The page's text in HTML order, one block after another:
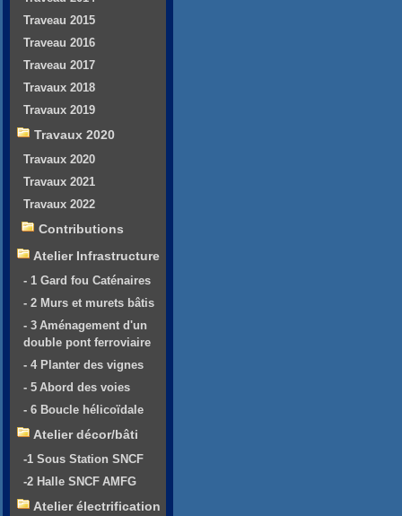
Traveau 2015
Traveau 2016
Traveau 2017
Travaux 2018
Travaux 2019
Travaux 2020
Travaux 2020
Travaux 2021
Travaux 2022
Contributions
Atelier Infrastructure
- 1 Gard fou Caténaires
- 2 Murs et murets bâtis
- 3 Aménagement d'un
double pont ferroviaire
- 4 Planter des vignes
- 5 Abord des voies
- 6 Boucle hélicoïdale
Atelier décor/bâti
-1 Sous Station SNCF
-2 Halle SNCF AMFG
Atelier électrification